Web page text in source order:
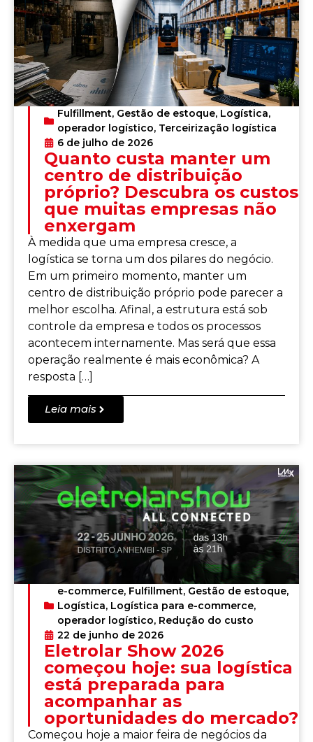
Fulfillment, Gestão de estoque, Logística,
operador logístico, Terceirização logística
6 de julho de 2026
Quanto custa manter um
centro de distribuição
próprio? Descubra os custos
que muitas empresas não
enxergam
À medida que uma empresa cresce, a
logística se torna um dos pilares do negócio.
Em um primeiro momento, manter um
centro de distribuição próprio pode parecer a
melhor escolha. Afinal, a estrutura está sob
controle da empresa e todos os processos
acontecem internamente. Mas será que essa
operação realmente é mais econômica? A
resposta […]
Leia mais
e-commerce, Fulfillment, Gestão de estoque,
Logística, Logística para e-commerce,
operador logístico, Redução do custo
22 de junho de 2026
Eletrolar Show 2026
começou hoje: sua logística
está preparada para
acompanhar as
oportunidades do mercado?
Começou hoje a maior feira de negócios da